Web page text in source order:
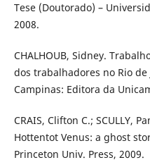
Tese (Doutorado) –
2008.
CHALHOUB, Sidney.
dos trabalhadores no Rio
Campinas: Editora da
CRAIS, Clifton C.; SCULLY,
Hottentot Venus: a ghost
Princeton Univ. Press, 2009.